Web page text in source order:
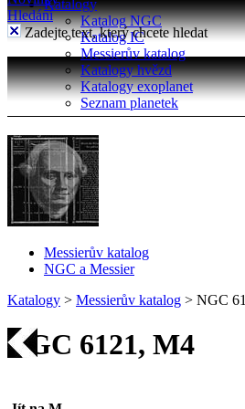
Katalogy
Katalog NGC
Katalog IC
Messierův katalog
Katalogy hvězd
Katalogy exoplanet
Seznam planetek
Hledání
Zadejte text, který chcete hledat
Messierův katalog
NGC a Messier
Katalogy > Messierův katalog > NGC
NGC 6121, M4